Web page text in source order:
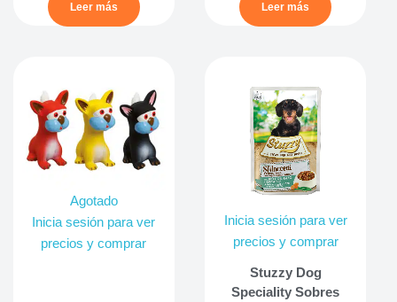
Leer más Leer más
Agotado
Inicia sesión para ver
precios y comprar
Inicia sesión para ver
precios y comprar
Stuzzy Dog
Speciality Sobres